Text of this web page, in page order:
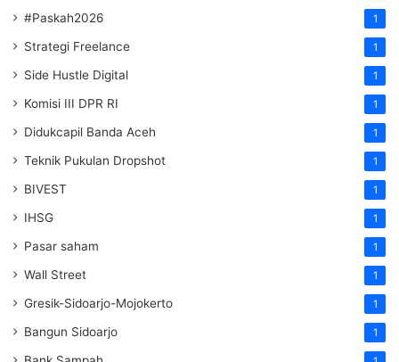
#Paskah2026 1
Strategi Freelance 1
Side Hustle Digital 1
Komisi III DPR RI 1
Didukcapil Banda Aceh 1
Teknik Pukulan Dropshot 1
BIVEST 1
IHSG 1
Pasar saham 1
Wall Street 1
Gresik-Sidoarjo-Mojokerto 1
Bangun Sidoarjo 1